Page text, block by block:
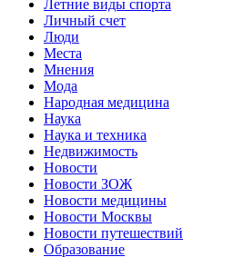
Летние виды спорта
Личный счет
Люди
Места
Мнения
Мода
Народная медицина
Наука
Наука и техника
Недвижимость
Новости
Новости ЗОЖ
Новости медицины
Новости Москвы
Новости путешествий
Образование